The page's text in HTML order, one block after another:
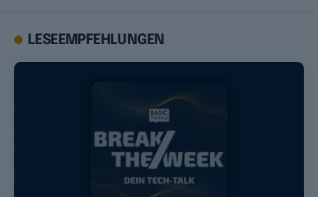
LESEEMPFEHLUNGEN